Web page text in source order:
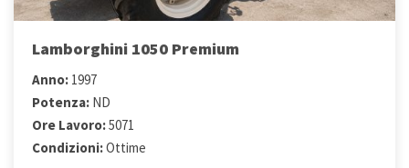
Lamborghini 1050 Premium
Anno: 1997
Potenza: ND
Ore Lavoro:5071
Condizioni:Ottime